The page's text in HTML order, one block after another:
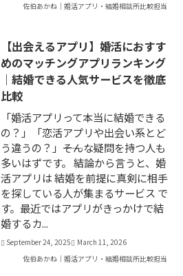
佐伯あかね｜婚活アプリ・結婚相談所比較担当
【出会えるアプリ】婚活におすす
めのマッチングアプリランキング
｜結婚できる人気サービスを徹底
比較
「婚活アプリって本当に結婚できる
の？」「恋活アプリや出会い系とど
う違うの？」――そんな疑問を持つ人も
多いはずです。 結論から言うと、婚
活アプリは 結婚を前提に真剣に相手
を探している人が集まるサービス で
す。最近ではアプリがきっかけで結
婚するカ...
September 24, 2025
March 11, 2026
佐伯あかね｜婚活アプリ・結婚相談所比較担当